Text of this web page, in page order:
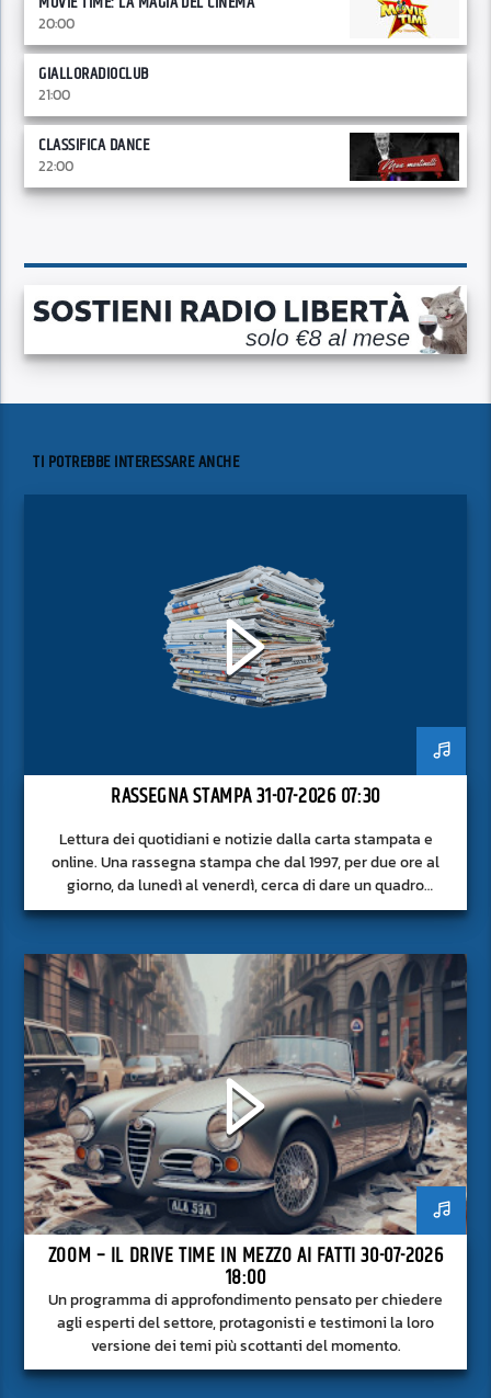
20:00
GIALLORADIOCLUB
21:00
CLASSIFICA DANCE
22:00
TI POTREBBE INTERESSARE ANCHE
RASSEGNA STAMPA 31-07-2026 07:30
Lettura dei quotidiani e notizie dalla carta stampata e
online. Una rassegna stampa che dal 1997, per due ore al
giorno, da lunedì al venerdì, cerca di dare un quadro
approfondito delle notizie del giorno, senza fermarsi alla
ZOOM – IL DRIVE TIME IN MEZZO AI FATTI 30-07-2026
18:00
Un programma di approfondimento pensato per chiedere
agli esperti del settore, protagonisti e testimoni la loro
versione dei temi più scottanti del momento.